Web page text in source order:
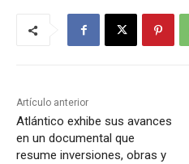
Artículo anterior
Atlántico exhibe sus avances
en un documental que
resume inversiones, obras y